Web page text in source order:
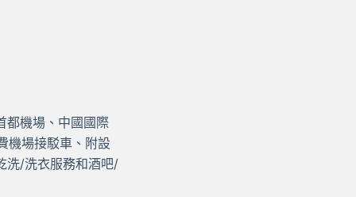
都機場、中國國際
機場接駁車、附設
洗/洗衣服務和酒吧/